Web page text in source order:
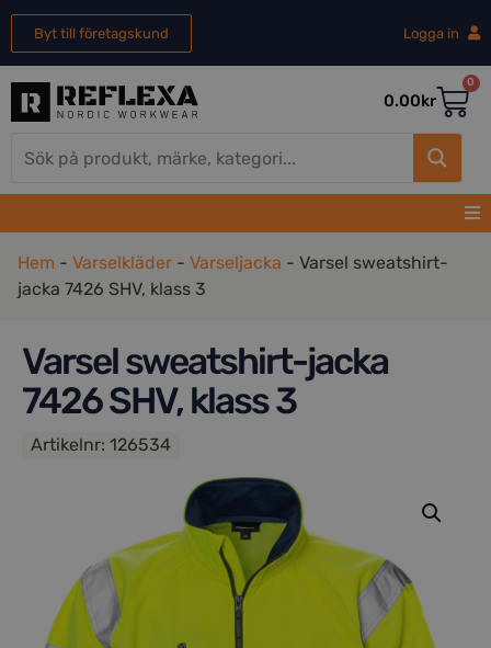
Byt till företagskund Logga in
0.00kr
0
Hem - Varselkläder - Varseljacka - Varsel sweatshirt-
jacka 7426 SHV, klass 3
Varsel sweatshirt-jacka
7426 SHV, klass 3
Artikelnr: 126534